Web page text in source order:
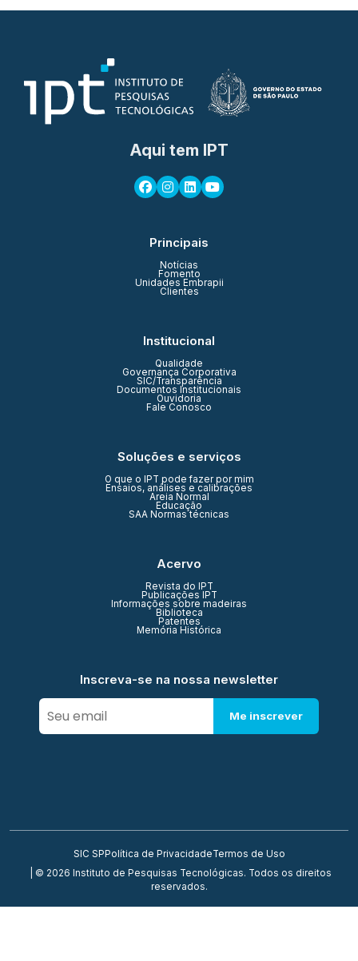
Aqui tem IPT
Principais
Notícias
Fomento
Unidades Embrapii
Clientes
Institucional
Qualidade
Governança Corporativa
SIC/Transparência
Documentos Institucionais
Ouvidoria
Fale Conosco
Soluções e serviços
O que o IPT pode fazer por mim
Ensaios, análises e calibrações
Areia Normal
Educação
SAA Normas técnicas
Acervo
Revista do IPT
Publicações IPT
Informações sobre madeiras
Biblioteca
Patentes
Memória Histórica
Inscreva-se na nossa newsletter
Me inscrever
SIC SP Política de PrivacidadeTermos de Uso
| © 2026 Instituto de Pesquisas Tecnológicas. Todos os direitos
reservados.